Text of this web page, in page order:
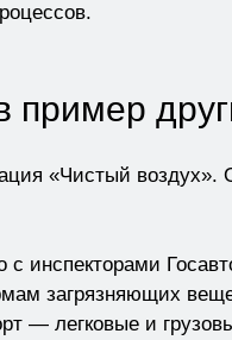
пример
«Чистый
инспекторами
загрязняющих
— легковые и